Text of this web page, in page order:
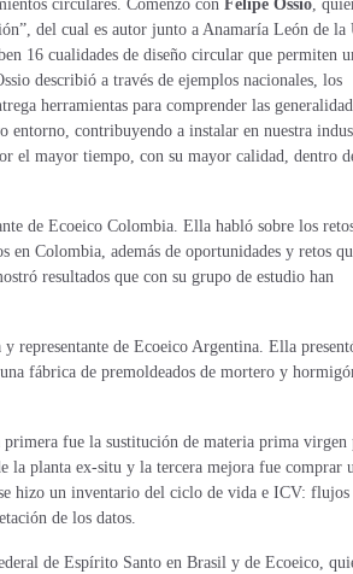
circulares. Comenzó con Felipe Ossio,
del cual es autor junto a Anamaría León de la
16 cualidades de diseño circular que permiten
describió a través de ejemplos nacionales, los
herramientas para comprender las
contribuyendo a instalar en nuestra
el mayor tiempo, con su mayor calidad, dentro
de Ecoeico Colombia. Ella habló sobre los
en Colombia, además de oportunidades y retos
resultados que con su grupo de estudio han
representante de Ecoeico Argentina. Ella
fábrica de premoldeados de mortero y
primera fue la sustitución de materia prima virgen
la planta ex-situ y la tercera mejora fue comprar
hizo un inventario del ciclo de vida e ICV: flujos
de los datos.
de Espírito Santo en Brasil y de Ecoeico,